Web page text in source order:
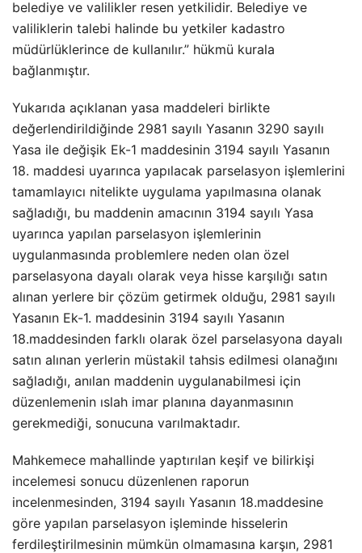
belediye ve valilikler resen yetkilidir. Belediye ve
valiliklerin talebi halinde bu yetkiler kadastro
müdürlüklerince de kullanılır.” hükmü kurala
bağlanmıştır.
Yukarıda açıklanan yasa maddeleri birlikte
değerlendirildiğinde 2981 sayılı Yasanın 3290 sayılı
Yasa ile değişik Ek-1 maddesinin 3194 sayılı Yasanın
18. maddesi uyarınca yapılacak parselasyon işlemlerini
tamamlayıcı nitelikte uygulama yapılmasına olanak
sağladığı, bu maddenin amacının 3194 sayılı Yasa
uyarınca yapılan parselasyon işlemlerinin
uygulanmasında problemlere neden olan özel
parselasyona dayalı olarak veya hisse karşılığı satın
alınan yerlere bir çözüm getirmek olduğu, 2981 sayılı
Yasanın Ek-1. maddesinin 3194 sayılı Yasanın
18.maddesinden farklı olarak özel parselasyona dayalı
satın alınan yerlerin müstakil tahsis edilmesi olanağını
sağladığı, anılan maddenin uygulanabilmesi için
düzenlemenin ıslah imar planına dayanmasının
gerekmediği, sonucuna varılmaktadır.
Mahkemece mahallinde yaptırılan keşif ve bilirkişi
incelemesi sonucu düzenlenen raporun
incelenmesinden, 3194 sayılı Yasanın 18.maddesine
göre yapılan parselasyon işleminde hisselerin
ferdileştirilmesinin mümkün olmamasına karşın, 2981